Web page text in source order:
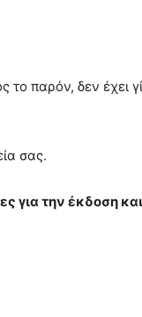
παρόν, δεν έχει
σας.
για την έκδοση